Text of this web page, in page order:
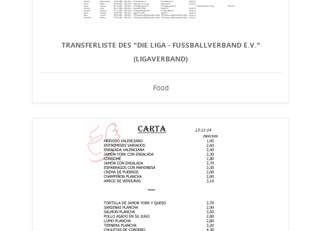
TRANSFERLISTE DES "DIE LIGA - FUSSBALLVERBAND E.V." (
LIGAVERBAND)
Food